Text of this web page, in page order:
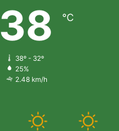
38 ℃
38º - 32º
25%
2.48 km/h